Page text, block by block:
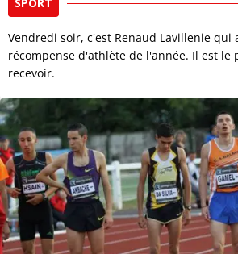
Vendredi soir, c'est Renaud Lavillenie qui
récompense d'athlète de l'année. Il est le
recevoir.